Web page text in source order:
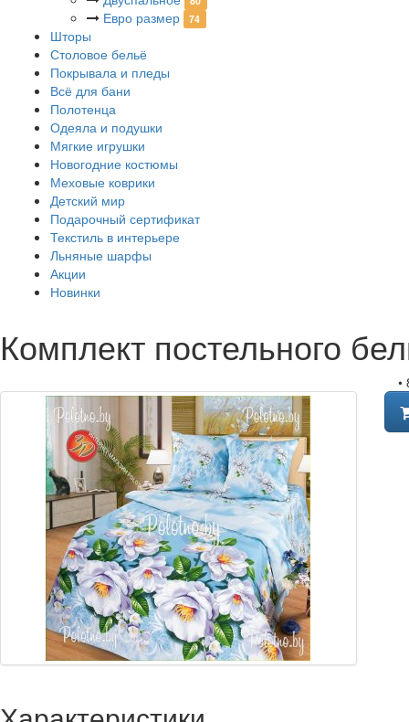
Евро размер 74
Шторы
Столовое бельё
Покрывала и пледы
Всё для бани
Полотенца
Одеяла и подушки
Мягкие игрушки
Новогодние костюмы
Меховые коврики
Детский мир
Подарочный сертификат
Текстиль в интерьере
Льняные шарфы
Акции
Новинки
Комплект постельного
•